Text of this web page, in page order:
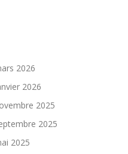
2026
2026
2025
2025
2025